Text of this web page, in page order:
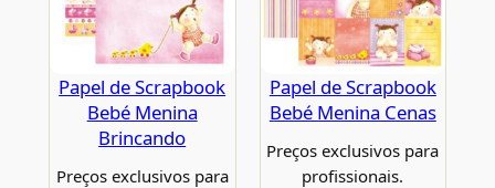
Papel de Scrapbook
Bebé Menina
Brincando
Preços exclusivos para
Papel de Scrapbook
Bebé Menina Cenas
Preços exclusivos para
profissionais.